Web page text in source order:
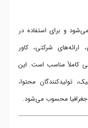
می‌شود و برای استفاده در
ارائه‌های شرکتی، کاور
کاملاً مناسب است. این
تولیدکنندگان محتوا،
جغرافیا محسوب می‌شود.